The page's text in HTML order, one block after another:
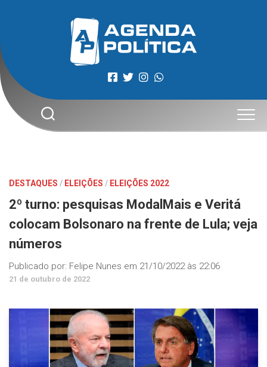
DESTAQUES / ELEIÇÕES / ELEIÇÕES 2022
2º turno: pesquisas ModalMais e Veritá
colocam Bolsonaro na frente de Lula; veja
números
Publicado por: Felipe Nunes em 21/10/2022 às 22:06
21 de outubro de 2022